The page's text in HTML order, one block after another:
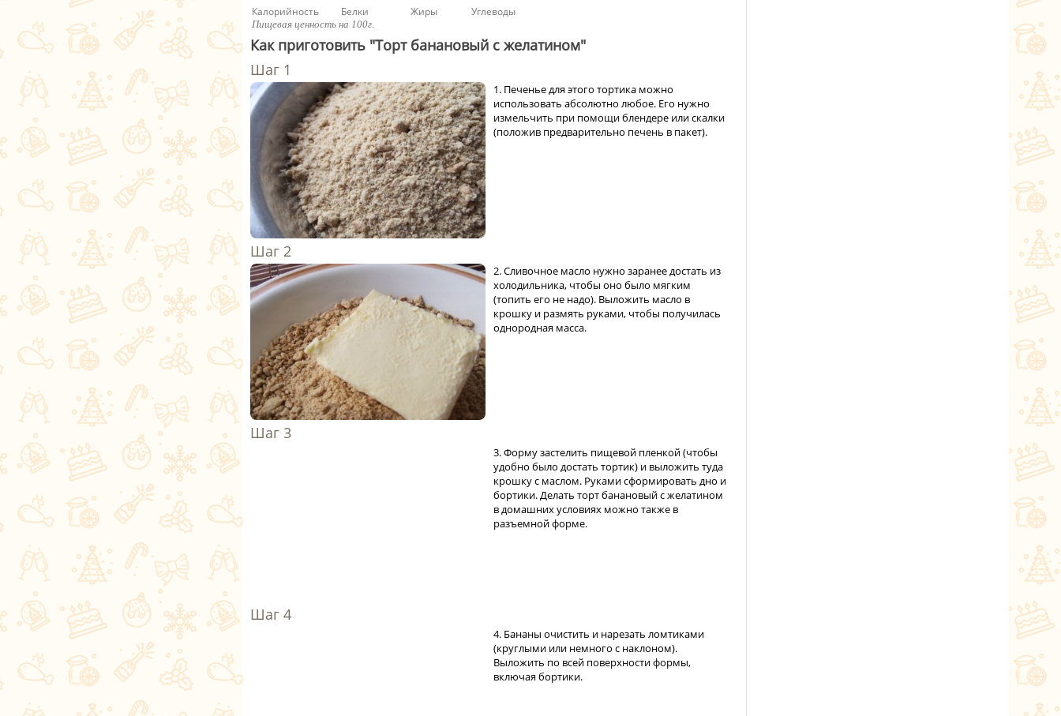
Калорийность Белки Жиры Углеводы
Пищевая ценность на 100г.
Как приготовить "Торт банановый с желатином"
1. Печенье для этого тортика можно
использовать абсолютно любое. Его нужно
измельчить при помощи блендере или скалки
(положив предварительно печень в пакет).
2. Сливочное масло нужно заранее достать из
холодильника, чтобы оно было мягким
(топить его не надо). Выложить масло в
крошку и размять руками, чтобы получилась
однородная масса.
3. Форму застелить пищевой пленкой (чтобы
удобно было достать тортик) и выложить туда
крошку с маслом. Руками сформировать дно и
бортики. Делать торт банановый с желатином
в домашних условиях можно также в
разъемной форме.
4. Бананы очистить и нарезать ломтиками
(круглыми или немного с наклоном).
Выложить по всей поверхности формы,
включая бортики.